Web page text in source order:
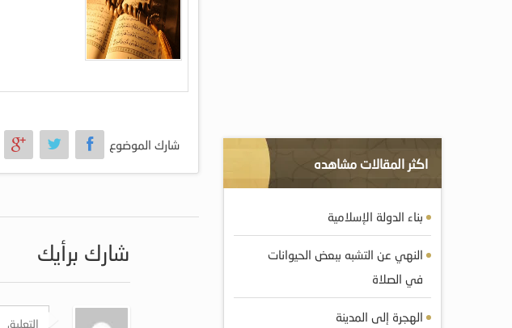
شارك الموضوع
شارك برأيك
اكثر المقالات مشاهده
بناء الدولة الإسلامية
النهي عن التشبه ببعض الحيوانات
في الصلاة
الهجرة إلى المدينة